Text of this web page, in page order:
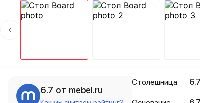
6.7 от mebel.ru
Столешница 6.7